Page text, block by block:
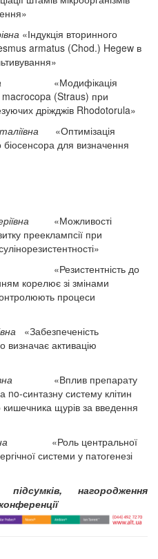
«Індукція вторинного
armatus (Chod.) Hegew в
«Модифікація
macrocopa (Straus) при
дріжджів Rhodotorula»
«Оптимізація
для визначення
«Можливості
прееклампсії при
«Резистентність до
корелює зі змінами
процеси
«Забезпеченість
активацію
«Вплив препарату
синтазну систему клітин
кишечника щурів за введення
«Роль центральної
системи у патогенезі
нагородження